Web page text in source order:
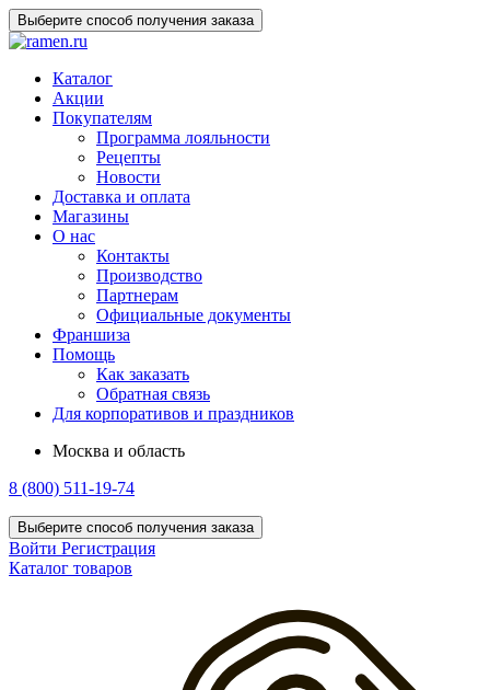
Выберите способ получения заказа
Каталог
Акции
Покупателям
Программа лояльности
Рецепты
Новости
Доставка и оплата
Магазины
О нас
Контакты
Производство
Партнерам
Официальные документы
Франшиза
Помощь
Как заказать
Обратная связь
Для корпоративов и праздников
Москва и область
8 (800) 511-19-74
Выберите способ получения заказа
Войти Регистрация
Каталог товаров